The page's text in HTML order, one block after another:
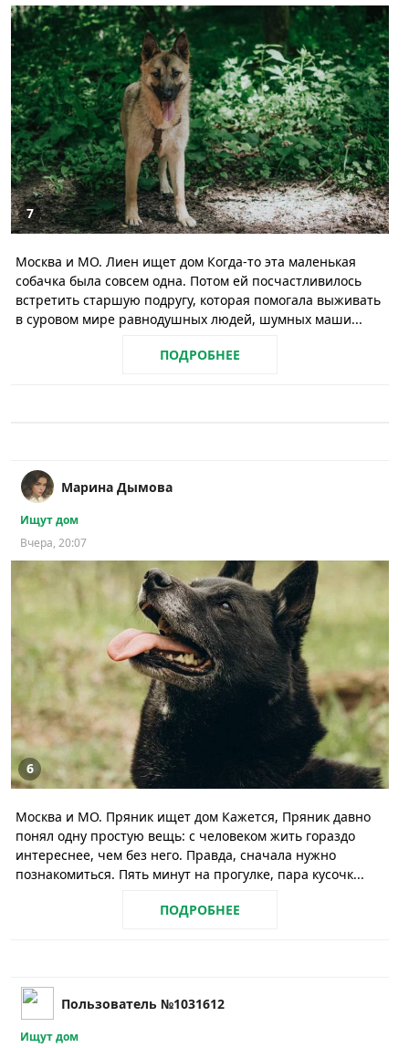
7
Москва и МО. Лиен ищет дом Когда-то эта маленькая
собачка была совсем одна. Потом ей посчастливилось
встретить старшую подругу, которая помогала выживать
в суровом мире равнодушных людей, шумных маши...
ПОДРОБНЕЕ
Марина Дымова
Ищут дом
Вчера, 20:07
6
Москва и МО. Пряник ищет дом Кажется, Пряник давно
понял одну простую вещь: с человеком жить гораздо
интереснее, чем без него. Правда, сначала нужно
познакомиться. Пять минут на прогулке, пара кусочк...
ПОДРОБНЕЕ
Пользователь №1031612
Ищут дом